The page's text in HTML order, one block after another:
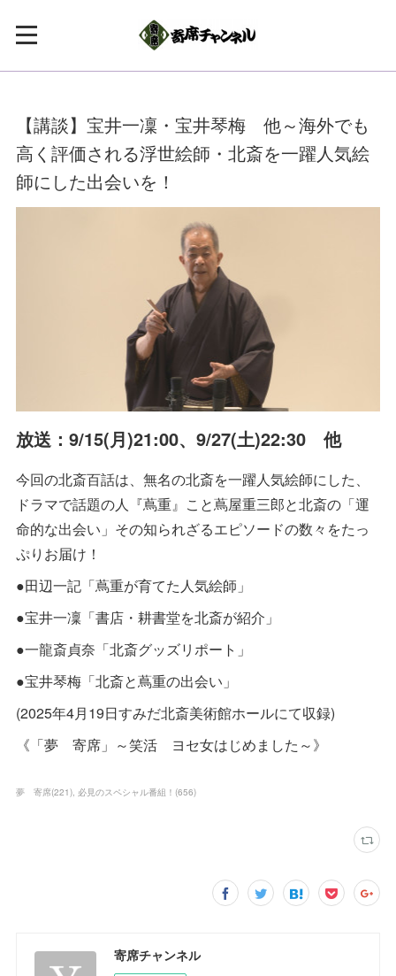
【講談】宝井一凜・宝井琴梅 他～海外でも
高く評価される浮世絵師・北斎を一躍人気絵
師にした出会いを！
放送：9/15(月)21:00、9/27(土)22:30 他
今回の北斎百話は、無名の北斎を一躍人気絵師にした、
ドラマで話題の人『蔦重』こと蔦屋重三郎と北斎の「運
命的な出会い」その知られざるエピソードの数々をたっ
ぷりお届け！
●田辺一記「蔦重が育てた人気絵師」
●宝井一凜「書店・耕書堂を北斎が紹介」
●一龍斎貞奈「北斎グッズリポート」
●宝井琴梅「北斎と蔦重の出会い」
(2025年4月19日すみだ北斎美術館ホールにて収録)
《「夢 寄席」～笑活 ヨセ女はじめました～》
夢 寄席(221) 必見のスペシャル番組！ (656)
寄席チャンネル